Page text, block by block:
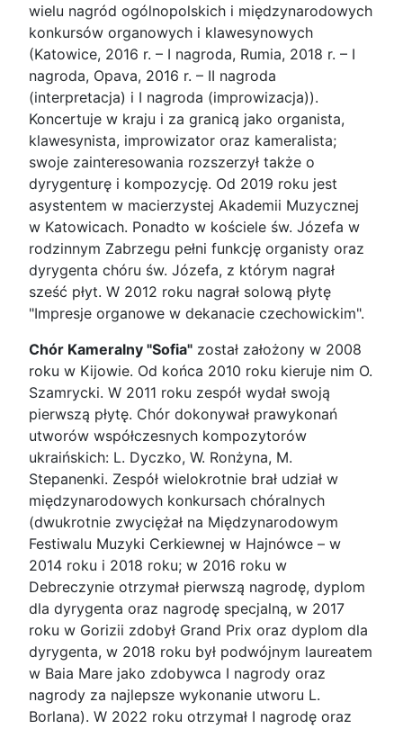
wielu nagród ogólnopolskich i międzynarodowych
konkursów organowych i klawesynowych
(Katowice, 2016 r. – I nagroda, Rumia, 2018 r. – I
nagroda, Opava, 2016 r. – II nagroda
(interpretacja) i I nagroda (improwizacja)).
Koncertuje w kraju i za granicą jako organista,
klawesynista, improwizator oraz kameralista;
swoje zainteresowania rozszerzył także o
dyrygenturę i kompozycję. Od 2019 roku jest
asystentem w macierzystej Akademii Muzycznej
w Katowicach. Ponadto w kościele św. Józefa w
rodzinnym Zabrzegu pełni funkcję organisty oraz
dyrygenta chóru św. Józefa, z którym nagrał
sześć płyt. W 2012 roku nagrał solową płytę
"Impresje organowe w dekanacie czechowickim".
Chór Kameralny "Sofia" został założony w 2008
roku w Kijowie. Od końca 2010 roku kieruje nim O.
Szamrycki. W 2011 roku zespół wydał swoją
pierwszą płytę. Chór dokonywał prawykonań
utworów współczesnych kompozytorów
ukraińskich: L. Dyczko, W. Ronżyna, M.
Stepanenki. Zespół wielokrotnie brał udział w
międzynarodowych konkursach chóralnych
(dwukrotnie zwyciężał na Międzynarodowym
Festiwalu Muzyki Cerkiewnej w Hajnówce – w
2014 roku i 2018 roku; w 2016 roku w
Debreczynie otrzymał pierwszą nagrodę, dyplom
dla dyrygenta oraz nagrodę specjalną, w 2017
roku w Gorizii zdobył Grand Prix oraz dyplom dla
dyrygenta, w 2018 roku był podwójnym laureatem
w Baia Mare jako zdobywca I nagrody oraz
nagrody za najlepsze wykonanie utworu L.
Borlana). W 2022 roku otrzymał I nagrodę oraz